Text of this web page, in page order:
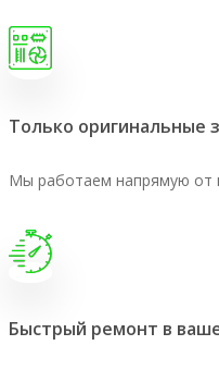
Только оригинальные
Мы работаем напрямую от
Быстрый ремонт в